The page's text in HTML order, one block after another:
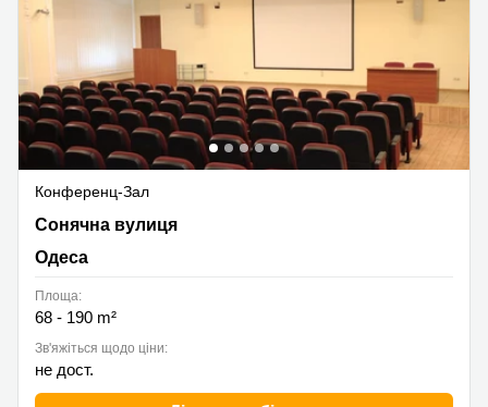
Конференц-Зал
Сонячна вулиця 5, Одеса
Сонячна вулиця
Одеса
Площа:
68 - 190 m²
Зв'яжіться щодо ціни:
не дост.